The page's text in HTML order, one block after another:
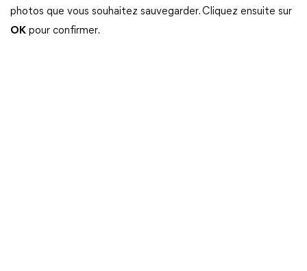
photos que vous souhaitez sauvegarder. Cliquez ensuite sur
OK pour confirmer.